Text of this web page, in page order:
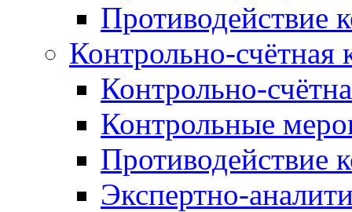
Противодействие
Контрольно-счётная
Контрольно-
Контрольные
Противодействие
Экспертно-